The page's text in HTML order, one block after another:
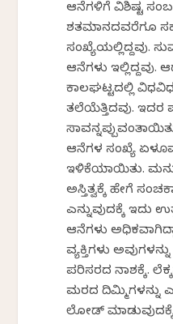
ಆನೆಗಳಿಗೆ ವಿಶಿಷ್ಟ
ಶತಮಾನದವರೆಗೂ
ಸಂಖ್ಯೆಯಲ್ಲಿದ್ದವು.
ಆನೆಗಳು ಇಲ್ಲಿದ್ದವು.
ಕಾಲಘಟ್ಟದಲ್ಲಿ
ತಲೆಯೆತ್ತಿದವು. ಇದರ
ಆನೆಗಳ ಸಂಖ್ಯೆ
ಇಳಿಕೆಯಾಯಿತು.
ಅಸ್ತಿತ್ವಕ್ಕೆ ಹೇಗೆ
ಎನ್ನುವುದಕ್ಕೆ ಇದು
ಆನೆಗಳು
ವ್ಯಕ್ತಿಗಳು
ಪರಿಸರದ ನಾಶಕ್ಕೆ.
ಮರದ ದಿಮ್ಮಿಗಳನ್ನು
ಲೋಡ್ ಮಾಡುವುದಕ್ಕೆ